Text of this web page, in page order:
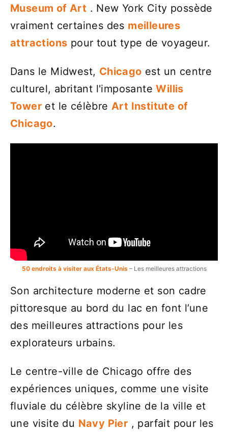
Museum of Art . New York City possède
vraiment certaines des meilleures
attractions pour tout type de voyageur.
Dans le Midwest, Chicago est un centre
culturel, abritant l'imposanteWillis
Tower et le célèbre Art Institute of
Chicago.
50 endroits à visiter aux États-Unis– Les meilleures attractions
Son architecture moderne et son cadre
pittoresque au bord du lac en font l’une
des meilleures attractions pour les
explorateurs urbains.
Le centre-ville de Chicago offre des
expériences uniques, comme une visite
fluviale du célèbre skyline de la ville et
une visite du Navy Pier , parfait pour les